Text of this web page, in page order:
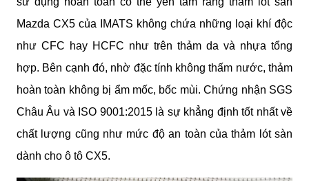
Mazda CX5 của IMATS không chứa những loại khí độc
như CFC hay HCFC như trên thảm da và nhựa tổng
hợp. Bên cạnh đó, nhờ đặc tính không thấm nước, thảm
hoàn toàn không bị ẩm mốc, bốc mùi. Chứng nhận SGS
Châu Âu và ISO 9001:2015 là sự khẳng định tốt nhất về
chất lượng cũng như mức độ an toàn của thảm lót sàn
dành cho ô tô CX5.